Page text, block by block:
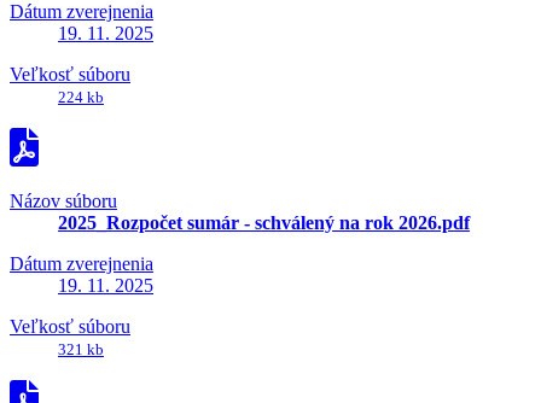
Dátum zverejnenia
19. 11. 2025
Veľkosť súboru
224 kb
Názov súboru
2025_Rozpočet sumár - schválený na rok 2026.pdf
Dátum zverejnenia
19. 11. 2025
Veľkosť súboru
321 kb